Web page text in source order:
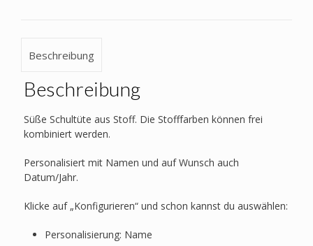
Beschreibung
Beschreibung
Süße Schultüte aus Stoff. Die Stofffarben können frei
kombiniert werden.
Personalisiert mit Namen und auf Wunsch auch
Datum/Jahr.
Klicke auf „Konfigurieren“ und schon kannst du auswählen:
Personalisierung: Name